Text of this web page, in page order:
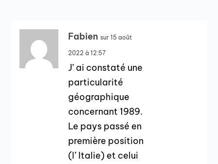
Fabien sur 15 août
2022 à 12:57
J’ ai constaté une
particularité
géographique
concernant 1989.
Le pays passé en
première position
(l’ Italie) et celui